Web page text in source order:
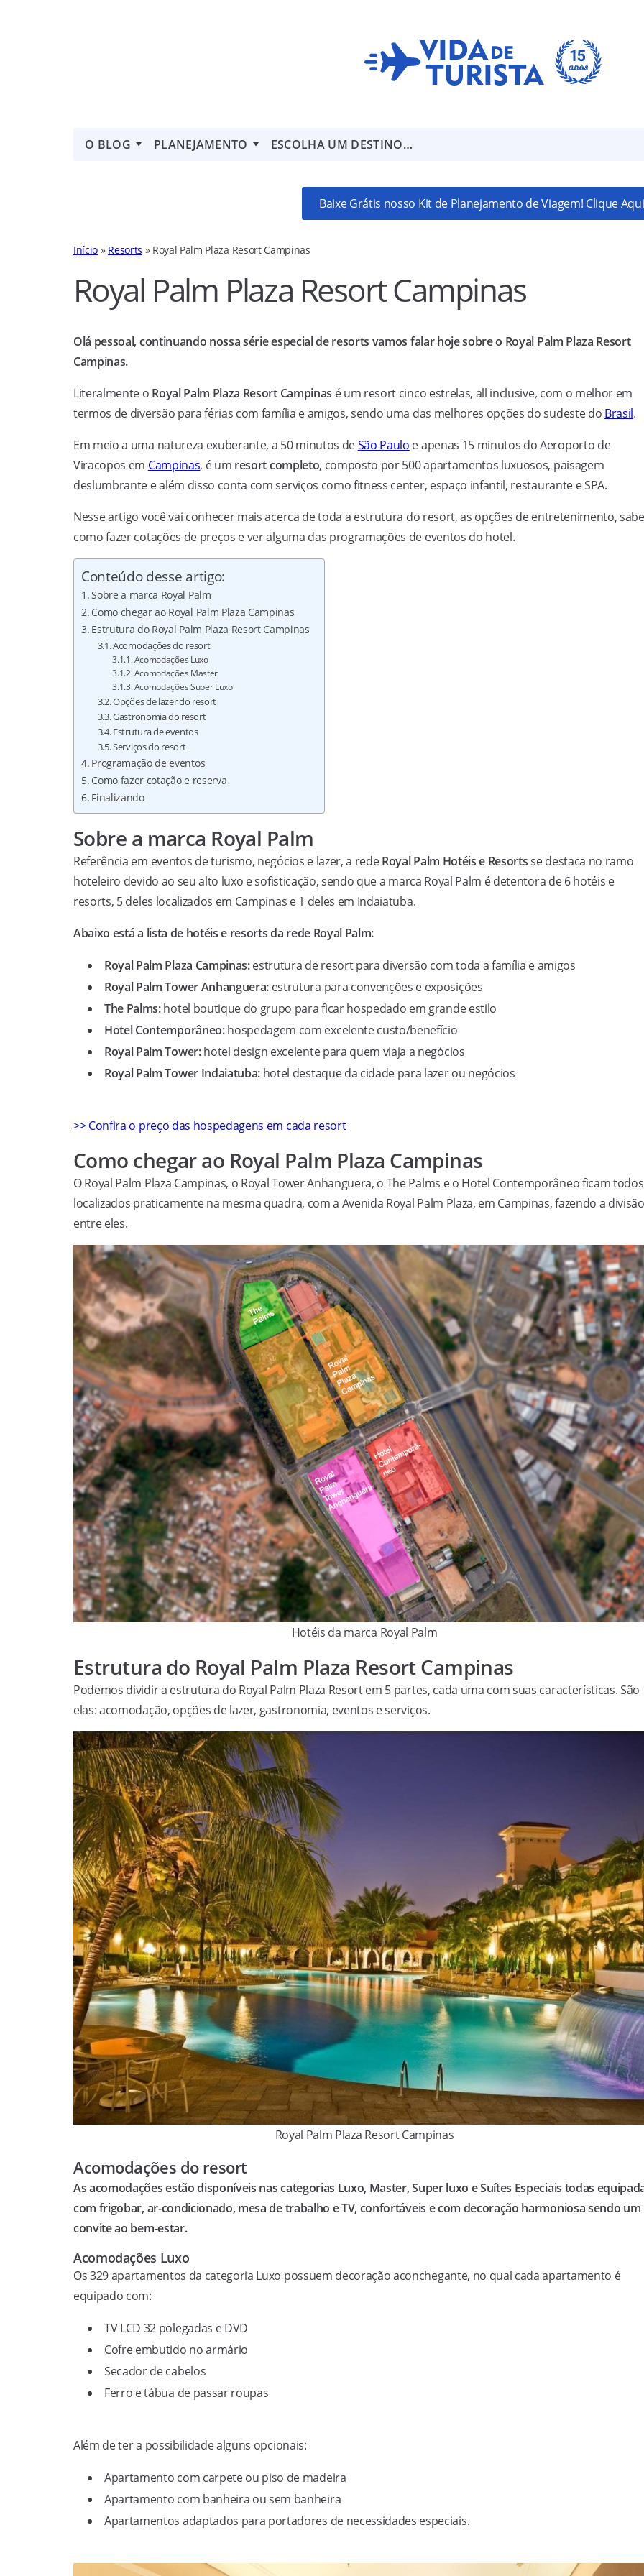
O BLOG PLANEJAMENTO ESCOLHA UM DESTINO…
Baixe Grátis nosso Kit de Planejamento de Viagem! Clique
Início » Resorts » Royal Palm Plaza Resort Campinas
Royal Palm Plaza Resort Campinas
Olá pessoal, continuando nossa série especial de resorts vamos falar hoje sobre o Royal Palm Plaza Resort
Campinas.
Literalmente o Royal Palm Plaza Resort Campinas é um resort cinco estrelas, all inclusive, com o melhor em
termos de diversão para férias com família e amigos, sendo uma das melhores opções do sudeste do Brasil.
Em meio a uma natureza exuberante, a 50 minutos deSão Paulo e apenas 15 minutos do Aeroporto de
Viracopos em Campinas, é um resort completo, composto por 500 apartamentos luxuosos, paisagem
deslumbrante e além disso conta com serviços como fitness center, espaço infantil, restaurante e SPA.
Nesse artigo você vai conhecer mais acerca de toda a estrutura do resort, as opções de entretenimento,
como fazer cotações de preços e ver alguma das programações de eventos do hotel.
Conteúdo desse artigo:
Sobre a marca Royal Palm
Como chegar ao Royal Palm Plaza Campinas
Estrutura do Royal Palm Plaza Resort Campinas
Acomodações do resort
Acomodações Luxo
Acomodações Master
Acomodações Super Luxo
Opções de lazer do resort
Gastronomia do resort
Estrutura de eventos
Serviços do resort
Programação de eventos
Como fazer cotação e reserva
Finalizando
Sobre a marca Royal Palm
Referência em eventos de turismo, negócios e lazer, a redeRoyal Palm Hotéis e Resortsse destaca no ramo
hoteleiro devido ao seu alto luxo e sofisticação, sendo que a marca Royal Palm é detentora de 6 hotéis e
resorts, 5 deles localizados em Campinas e 1 deles em Indaiatuba.
Abaixo está a lista de hotéis e resorts da rede Royal Palm:
Royal Palm Plaza Campinas:estrutura de resort para diversão com toda a família e amigos
Royal Palm Tower Anhanguera: estrutura para convenções e exposições
The Palms:hotel boutique do grupo para ficar hospedado em grande estilo
Hotel Contemporâneo:hospedagem com excelente custo/benefício
Royal Palm Tower:hotel design excelente para quem viaja a negócios
Royal Palm Tower Indaiatuba: hotel destaque da cidade para lazer ou negócios
>> Confira o preço das hospedagens em cada resort
Como chegar ao Royal Palm Plaza Campinas
O Royal Palm Plaza Campinas, o Royal Tower Anhanguera, o The Palms e o Hotel Contemporâneo ficam todos
localizados praticamente na mesma quadra, com a Avenida Royal Palm Plaza, em Campinas, fazendo a divisão
entre eles.
Hotéis da marca Royal Palm
Estrutura do Royal Palm Plaza Resort Campinas
Podemos dividir a estrutura do Royal Palm Plaza Resort em 5 partes, cada uma com suas características. São
elas: acomodação, opções de lazer, gastronomia, eventos e serviços.
Royal Palm Plaza Resort Campinas
Acomodações do resort
As acomodações estão disponíveis nas categorias Luxo, Master, Super luxo e Suítes Especiais todas
com frigobar, ar-condicionado, mesa de trabalho e TV, confortáveis e com decoração harmoniosa sendo um
convite ao bem-estar.
Acomodações Luxo
Os 329 apartamentos da categoria Luxo possuem decoração aconchegante, no qual cada apartamento é
equipado com:
TV LCD 32 polegadas e DVD
Cofre embutido no armário
Secador de cabelos
Ferro e tábua de passar roupas
Além de ter a possibilidade alguns opcionais:
Apartamento com carpete ou piso de madeira
Apartamento com banheira ou sem banheira
Apartamentos adaptados para portadores de necessidades especiais.